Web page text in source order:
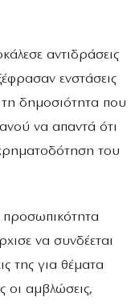
αντιδράσεις
ενστάσεις
δημοσιότητα που
να απαντά ότι
του
προσωπικότητα
να συνδέεται
της για θέματα
οι αμβλώσεις,